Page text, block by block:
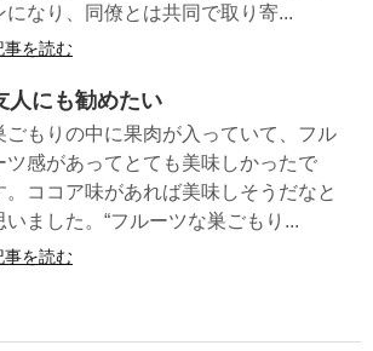
になり、同僚とは共同で取り寄...
事を読む
人にも勧めたい
ごもりの中に果肉が入っていて、フル
ツ感があってとても美味しかったで
。ココア味があれば美味しそうだなと
いました。“フルーツな巣ごもり...
事を読む